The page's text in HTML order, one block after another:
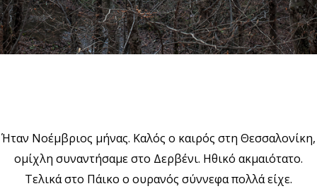
Ήταν Νοέμβριος μήνας. Kαλός ο καιρός στη Θεσσαλονίκη,
ομίχλη συναντήσαμε στο Δερβένι. Ηθικό ακμαιότατο.
Τελικά στο Πάικο ο ουρανός σύννεφα πολλά είχε.